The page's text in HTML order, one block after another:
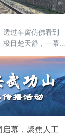
透过车窗仿佛看到
极目楚天舒，一幕
幕，聚焦人工